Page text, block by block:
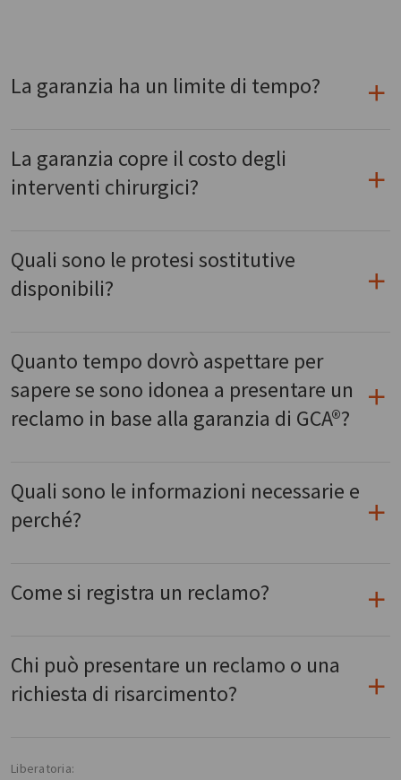
La garanzia ha un limite di tempo?
La garanzia copre il costo degli
interventi chirurgici?
Quali sono le protesi sostitutive
disponibili?
Quanto tempo dovrò aspettare per
sapere se sono idonea a presentare un
reclamo in base alla garanzia di GCA®?
Quali sono le informazioni necessarie e
perché?
Come si registra un reclamo?
Chi può presentare un reclamo o una
richiesta di risarcimento?
Liberatoria: